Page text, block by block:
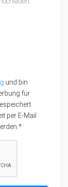
und bin
für
per E-Mail